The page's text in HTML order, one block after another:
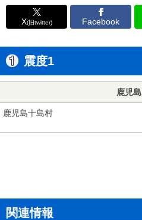
X(旧twitter) Facebook
震度1
鹿児
鹿児島十島村
関連情報